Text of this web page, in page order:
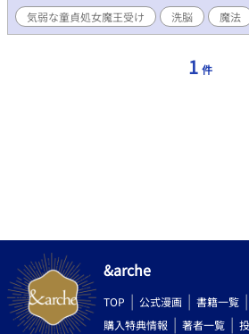
気弱な童貞処女魔王受け
洗脳 魔法
1 件
&arche
TOP 公式漫画 書籍一覧
購入特典情報
著者一覧